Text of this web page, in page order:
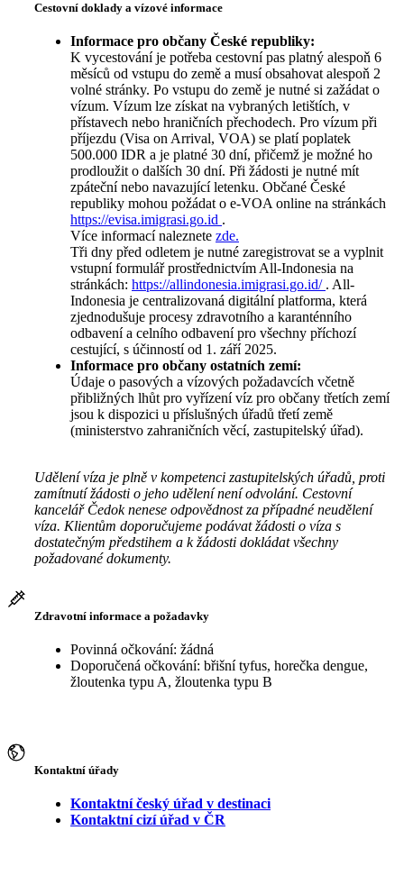
Cestovní doklady a vízové informace
Informace pro občany České republiky:
K vycestování je potřeba cestovní pas platný alespoň 6
měsíců od vstupu do země a musí obsahovat alespoň 2
volné stránky. Po vstupu do země je nutné si zažádat o
vízum. Vízum lze získat na vybraných letištích, v
přístavech nebo hraničních přechodech. Pro vízum při
příjezdu (Visa on Arrival, VOA) se platí poplatek
500.000 IDR a je platné 30 dní, přičemž je možné ho
prodloužit o dalších 30 dní. Při žádosti je nutné mít
zpáteční nebo navazující letenku. Občané České
republiky mohou požádat o e-VOA online na stránkách
https://evisa.imigrasi.go.id .
Více informací naleznete zde.
Tři dny před odletem je nutné zaregistrovat se a vyplnit
vstupní formulář prostřednictvím All-Indonesia na
stránkách: https://allindonesia.imigrasi.go.id/ . All-
Indonesia je centralizovaná digitální platforma, která
zjednodušuje procesy zdravotního a karanténního
odbavení a celního odbavení pro všechny příchozí
cestující, s účinností od 1. září 2025.
Informace pro občany ostatních zemí:
Údaje o pasových a vízových požadavcích včetně
přibližných lhůt pro vyřízení víz pro občany třetích zemí
jsou k dispozici u příslušných úřadů třetí země
(ministerstvo zahraničních věcí, zastupitelský úřad).
Udělení víza je plně v kompetenci zastupitelských úřadů, proti
zamítnutí žádosti o jeho udělení není odvolání. Cestovní
kancelář Čedok nenese odpovědnost za případné neudělení
víza. Klientům doporučujeme podávat žádosti o víza s
dostatečným předstihem a k žádosti dokládat všechny
požadované dokumenty.
Zdravotní informace a požadavky
Povinná očkování: žádná
Doporučená očkování: břišní tyfus, horečka dengue,
žloutenka typu A, žloutenka typu B
Kontaktní úřady
Kontaktní český úřad v destinaci
Kontaktní cizí úřad v ČR